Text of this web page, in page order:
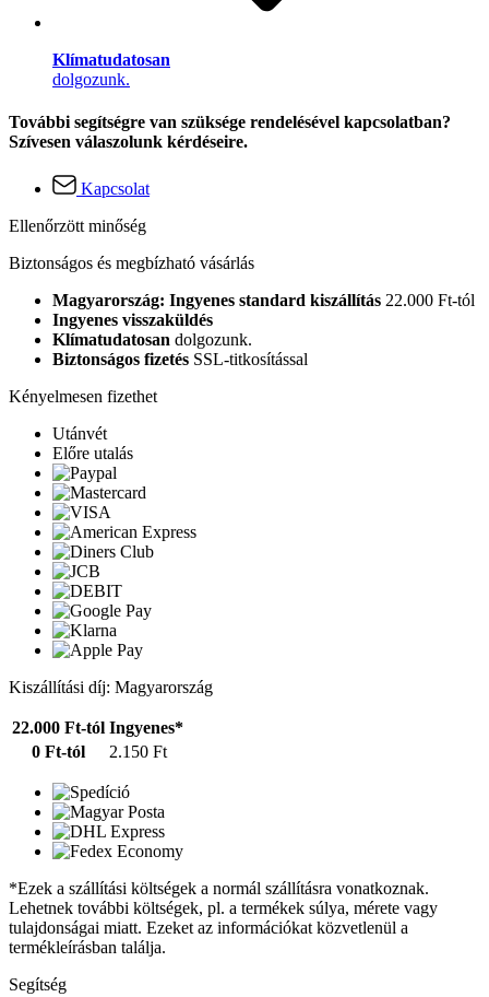
Klímatudatosan
dolgozunk.
További segítségre van szüksége rendelésével kapcsolatban?
Szívesen válaszolunk kérdéseire.
Kapcsolat
Ellenőrzött minőség
Biztonságos és megbízható vásárlás
Magyarország: Ingyenes standard kiszállítás 22.000 Ft-tól
Ingyenes visszaküldés
Klímatudatosan dolgozunk.
Biztonságos fizetés SSL-titkosítással
Kényelmesen fizethet
Utánvét
Előre utalás
Kiszállítási díj: Magyarország
22.000 Ft-tól Ingyenes*
0 Ft-tól
2.150 Ft
*Ezek a szállítási költségek a normál szállításra vonatkoznak.
Lehetnek további költségek, pl. a termékek súlya, mérete vagy
tulajdonságai miatt. Ezeket az információkat közvetlenül a
termékleírásban találja.
Segítség